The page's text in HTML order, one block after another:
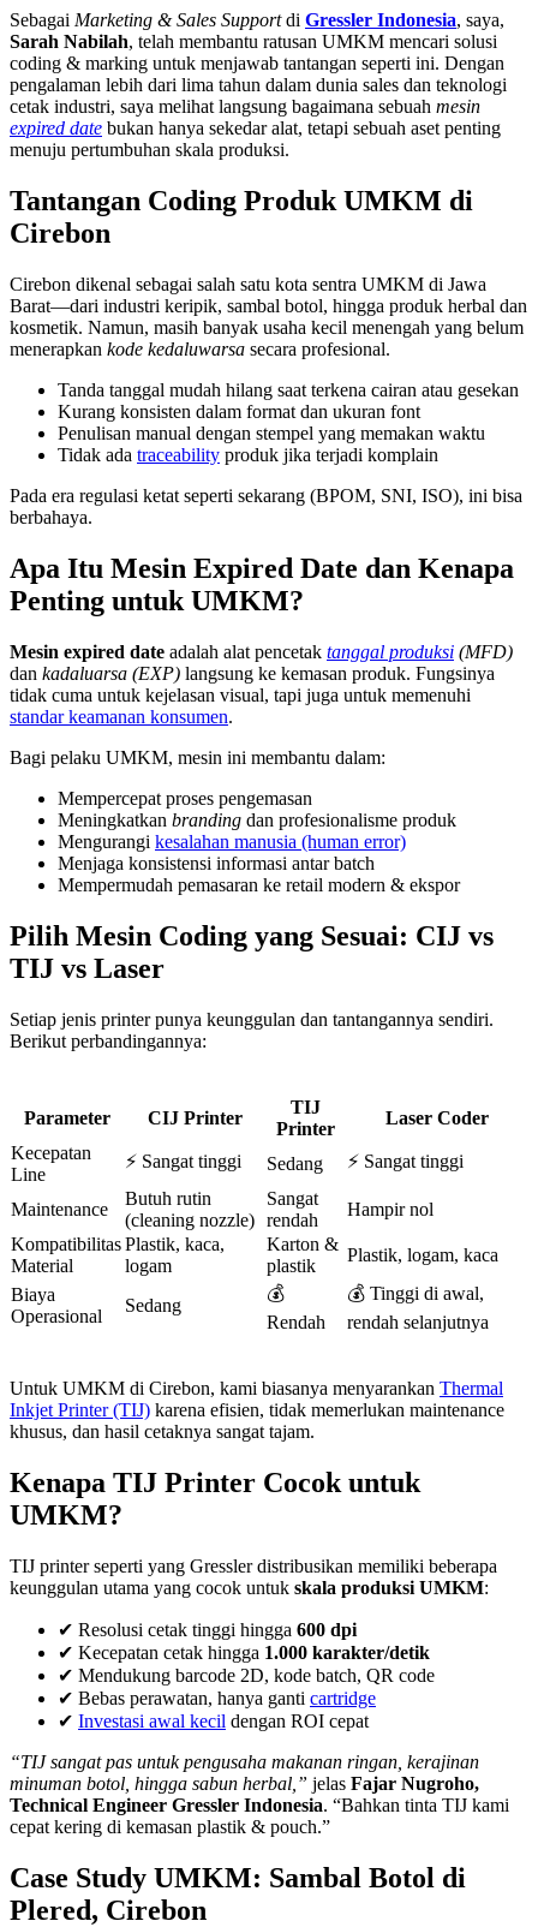
Sebagai Marketing & Sales Supportdi Gressler Indonesia, saya,
Sarah Nabilah, telah membantu ratusan UMKM mencari solusi
coding & marking untuk menjawab tantangan seperti ini. Dengan
pengalaman lebih dari lima tahun dalam dunia sales dan teknologi
cetak industri, saya melihat langsung bagaimana sebuah mesin
expired date bukan hanya sekedar alat, tetapi sebuah aset penting
menuju pertumbuhan skala produksi.
Tantangan Coding Produk UMKM di
Cirebon
Cirebon dikenal sebagai salah satu kota sentra UMKM di Jawa
Barat—dari industri keripik, sambal botol, hingga produk herbal dan
kosmetik. Namun, masih banyak usaha kecil menengah yang belum
menerapkan kode kedaluwarsa secara profesional.
Tanda tanggal mudah hilang saat terkena cairan atau gesekan
Kurang konsisten dalam format dan ukuran font
Penulisan manual dengan stempel yang memakan waktu
Tidak ada traceability produk jika terjadi komplain
Pada era regulasi ketat seperti sekarang (BPOM, SNI, ISO), ini bisa
berbahaya.
Apa Itu Mesin Expired Date dan Kenapa
Penting untuk UMKM?
Mesin expired date adalah alat pencetak tanggal produksi (MFD)
dan kadaluarsa (EXP) langsung ke kemasan produk. Fungsinya
tidak cuma untuk kejelasan visual, tapi juga untuk memenuhi
standar keamanan konsumen.
Bagi pelaku UMKM, mesin ini membantu dalam:
Mempercepat proses pengemasan
Meningkatkan branding dan profesionalisme produk
Mengurangi kesalahan manusia (human error)
Menjaga konsistensi informasi antar batch
Mempermudah pemasaran ke retail modern & ekspor
Pilih Mesin Coding yang Sesuai: CIJ vs
TIJ vs Laser
Setiap jenis printer punya keunggulan dan tantangannya sendiri.
Berikut perbandingannya:
Parameter CIJ Printer
TIJ
Printer
Laser Coder
Kecepatan
Line
⚡ Sangat tinggi Sedang ⚡ Sangat tinggi
Maintenance
Butuh rutin
(cleaning nozzle)
Sangat
rendah
Hampir nol
Kompatibilitas
Material
Plastik, kaca,
logam
Karton &
plastik
Plastik, logam, kaca
Biaya
Operasional
Sedang
💰
Rendah
💰 Tinggi di awal,
rendah selanjutnya
Untuk UMKM di Cirebon, kami biasanya menyarankan Thermal
Inkjet Printer (TIJ) karena efisien, tidak memerlukan maintenance
khusus, dan hasil cetaknya sangat tajam.
Kenapa TIJ Printer Cocok untuk
UMKM?
TIJ printer seperti yang Gressler distribusikan memiliki beberapa
keunggulan utama yang cocok untuk skala produksi UMKM:
✔ Resolusi cetak tinggi hingga 600 dpi
✔ Kecepatan cetak hingga 1.000 karakter/detik
✔ Mendukung barcode 2D, kode batch, QR code
✔ Bebas perawatan, hanya ganti cartridge
✔ Investasi awal kecil dengan ROI cepat
“TIJ sangat pas untuk pengusaha makanan ringan, kerajinan
minuman botol, hingga sabun herbal,” jelas Fajar Nugroho,
Technical Engineer Gressler Indonesia. “Bahkan tinta TIJ kami
cepat kering di kemasan plastik & pouch.”
Case Study UMKM: Sambal Botol di
Plered, Cirebon